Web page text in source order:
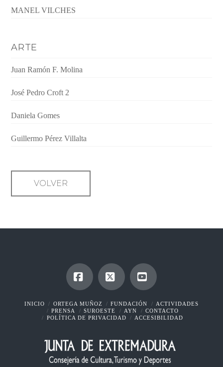
MANEL VILCHES
ARTE
Juan Ramón F. Molina
José Pedro Croft 2
Daniela Gomes
Guillermo Pérez Villalta
VOLVER
Facebook
X YouTube
INICIO ORTEGA MUÑOZ FUNDACIÓN
ACTIVIDADES
PRENSA
SUROESTE AYN
CONTACTO
POLÍTICA DE PRIVACIDAD
ACCESIBILIDAD